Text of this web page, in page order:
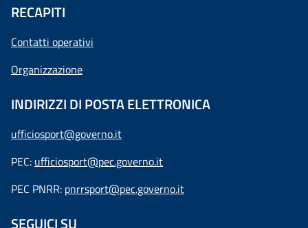
RECAPITI
Contatti operativi
Organizzazione
INDIRIZZI DI POSTA ELETTRONICA
ufficiosport@governo.it
PEC: ufficiosport@pec.governo.it
PEC PNRR: pnrrsport@pec.governo.it
SEGUICI SU